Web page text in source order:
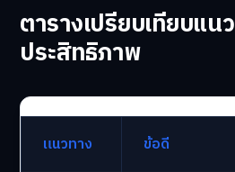
ตารางเปรียบเทียบแน
ประสิทธิภาพ
แนวทาง ข้อดี